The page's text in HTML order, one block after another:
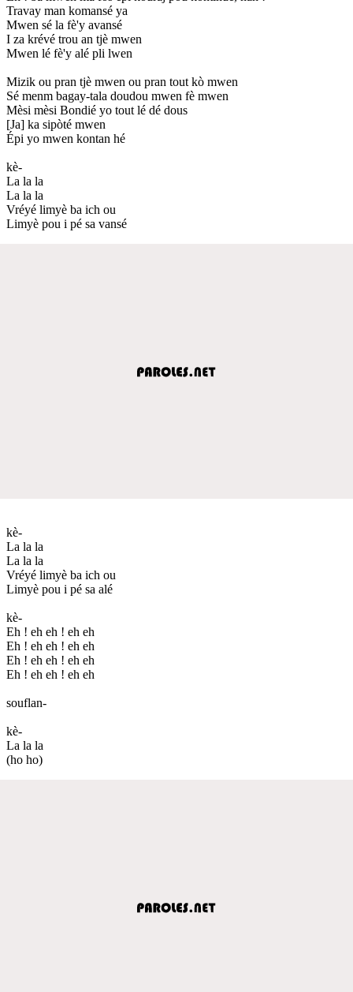
Travay man komansé ya
Mwen sé la fè'y avansé
I za krévé trou an tjè mwen
Mwen lé fè'y alé pli lwen
Mizik ou pran tjè mwen ou pran tout kò mwen
Sé menm bagay-tala doudou mwen fè mwen
Mèsi mèsi Bondié yo tout lé dé dous
[Ja] ka sipòté mwen
Épi yo mwen kontan hé
kè-
La la la
La la la
Vréyé limyè ba ich ou
Limyè pou i pé sa vansé
kè-
La la la
La la la
Vréyé limyè ba ich ou
Limyè pou i pé sa alé
kè-
Eh ! eh eh ! eh eh
Eh ! eh eh ! eh eh
Eh ! eh eh ! eh eh
Eh ! eh eh ! eh eh
souflan-
kè-
La la la
(ho ho)